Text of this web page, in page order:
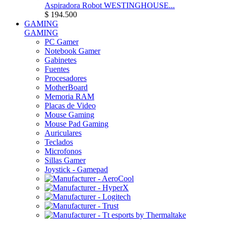
Aspiradora Robot WESTINGHOUSE...
$ 194.500
GAMING
GAMING
PC Gamer
Notebook Gamer
Gabinetes
Fuentes
Procesadores
MotherBoard
Memoria RAM
Placas de Video
Mouse Gaming
Mouse Pad Gaming
Auriculares
Teclados
Microfonos
Sillas Gamer
Joystick - Gamepad